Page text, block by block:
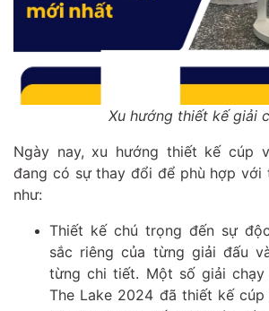
Xu hướng thiết kế giải
Ngày nay, xu hướng thiết kế cúp
đang có sự thay đổi để phù hợp với
như:
Thiết kế chú trọng đến sự
sắc riêng của từng giải đấu
từng chi tiết. Một số giải chạy
The Lake 2024 đã thiết kế